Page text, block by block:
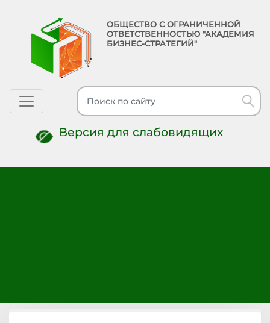
ОБЩЕСТВО С ОГРАНИЧЕННОЙ
ОТВЕТСТВЕННОСТЬЮ "АКАДЕМИЯ
БИЗНЕС-СТРАТЕГИЙ"
Toggle navigation
Версия для слабовидящих